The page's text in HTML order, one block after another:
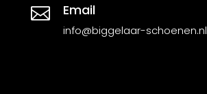
 Email
info@biggelaar-schoenen.nl